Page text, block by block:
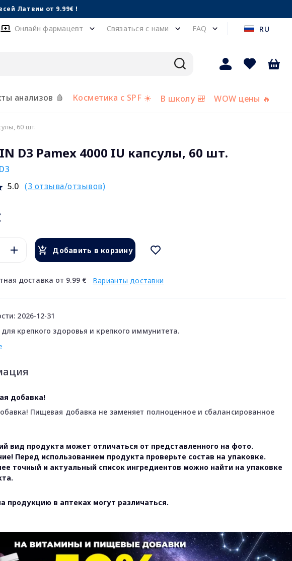
Латвии от 9.99€ !
Онлайн фармацевт Связаться с нами FAQ RU
анализов 🩸 Косметика с SPF ☀️ В школу 🎒 WOW цены 🔥
60 шт.
D3 Pamex 4000 IU капсулы, 60 шт.
5.0 (3 отзыва/отзывов)
Добавить в корзину
доставка от 9.99 € Варианты доставки
2026-12-31
крепкого здоровья и крепкого иммунитета.
добавка!
Пищевая добавка не заменяет полноценное и сбалансированное
вид продукта может отличаться от представленного на фото.
Перед использованием продукта проверьте состав на упаковке.
точный и актуальный список ингредиентов можно найти на упаковке
продукцию в аптеках могут различаться.